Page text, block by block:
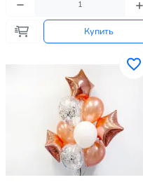
Купить